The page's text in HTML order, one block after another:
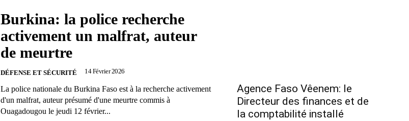
Burkina: la police recherche
activement un malfrat, auteur
de meurtre
DÉFENSE ET SÉCURITÉ 14 Février 2026
La police nationale du Burkina Faso est à la recherche activement
d'un malfrat, auteur présumé d'une meurtre commis à
Ouagadougou le jeudi 12 février...
Agence Faso Vêenem: le
Directeur des finances et de
la comptabilité installé